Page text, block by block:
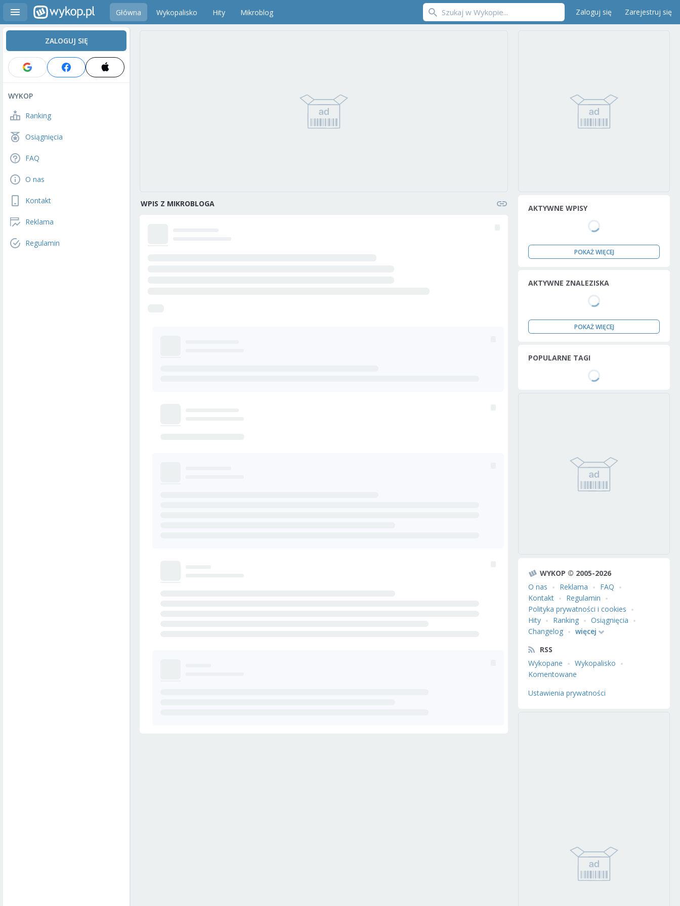
Główna Wykopalisko Hity Mikroblog Zaloguj się Zarejestruj się
ZALOGUJ SIĘ
WYKOP
Ranking
Osiągnięcia
FAQ
O nas
Kontakt
Reklama
Regulamin
WPIS Z MIKROBLOGA AKTYWNE WPISY
POKAŻ WIĘCEJ
AKTYWNE ZNALEZISKA
POKAŻ WIĘCEJ
POPULARNE TAGI
WYKOP © 2005-2026
O nas
Reklama
FAQ
Kontakt
Regulamin
Polityka prywatności i cookies
Hity
Ranking
Osiągnięcia
Changelog
więcej
RSS
Wykopane
Wykopalisko
Komentowane
Ustawienia prywatności